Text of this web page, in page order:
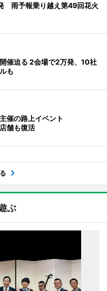
雨予報乗り越え第49回花火
催迫る 2会場で2万発、10社
も
催の路上イベント
舗も復活
ぶ